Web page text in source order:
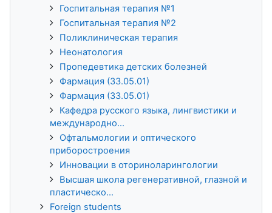
Госпитальная терапия №1
Госпитальная терапия №2
Поликлиническая терапия
Неонатология
Пропедевтика детских болезней
Фармация (33.05.01)
Фармация (33.05.01)
Кафедра русского языка, лингвистики и
международно...
Офтальмологии и оптического
приборостроения
Инновации в оториноларингологии
Высшая школа регенеративной, глазной и
пластическо...
Foreign students